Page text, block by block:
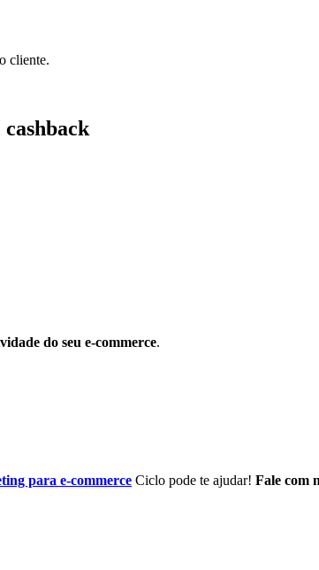
cliente.
do seu e-commerce.
para e-commerce Ciclo pode te ajudar! Fale com